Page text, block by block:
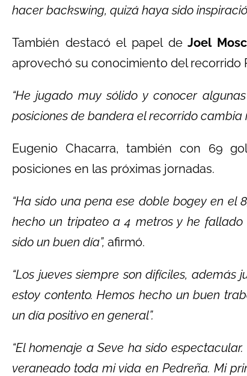
hacer backswing, quizá haya sido
También destacó el papel deJoel
aprovechó su conocimiento del recorrido
“He jugado muy sólido y conocer
posiciones de bandera el recorrido cambia
Eugenio Chacarra, también con 69
posiciones en las próximas jornadas.
“Ha sido una pena ese doble bogey en el
hecho un tripateo a 4 metros y he
sido un buen día”, afirmó.
“Los jueves siempre son difíciles,
estoy contento. Hemos hecho un buen
un día positivo en general”.
“El homenaje a Seve ha sido
veraneado toda mi vida en Pedreña. Mi